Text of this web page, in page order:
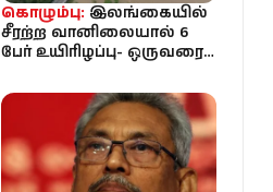
கொழும்பு: இலங்கையில்
சீரற்ற வானிலையால் 6
பேர் உயிரிழப்பு- ஒருவரை